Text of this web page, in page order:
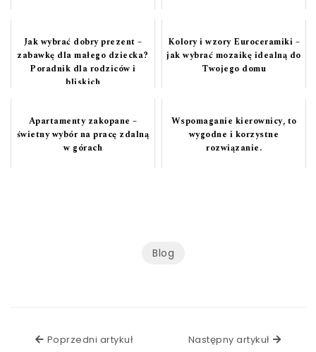
Jak wybrać dobry prezent –
zabawkę dla małego dziecka?
Poradnik dla rodziców i
bliskich
Kolory i wzory Euroceramiki –
jak wybrać mozaikę idealną do
Twojego domu
Apartamenty zakopane –
świetny wybór na pracę zdalną
w górach
Wspomaganie kierownicy, to
wygodne i korzystne
rozwiązanie.
Blog
Poprzedni artykuł Poprzedni artykułNastępny artykuł